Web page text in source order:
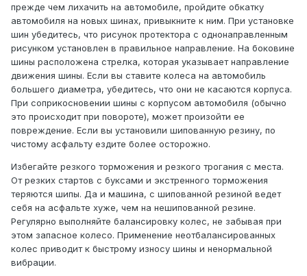
прежде чем лихачить на автомобиле, пройдите обкатку
автомобиля на новых шинах, привыкните к ним. При установке
шин убедитесь, что рисунок протектора с однонаправленным
рисунком установлен в правильное направление. На боковине
шины расположена стрелка, которая указывает направление
движения шины. Если вы ставите колеса на автомобиль
большего диаметра, убедитесь, что они не касаются корпуса.
При соприкосновении шины с корпусом автомобиля (обычно
это происходит при повороте), может произойти ее
повреждение. Если вы установили шипованную резину, по
чистому асфальту ездите более осторожно.
Избегайте резкого торможения и резкого трогания с места.
От резких стартов с буксами и экстренного торможения
теряются шипы. Да и машина, с шипованной резиной ведет
себя на асфальте хуже, чем на нешипованной резине.
Регулярно выполняйте балансировку колес, не забывая при
этом запасное колесо. Применение неотбалансированных
колес приводит к быстрому износу шины и ненормальной
вибрации.